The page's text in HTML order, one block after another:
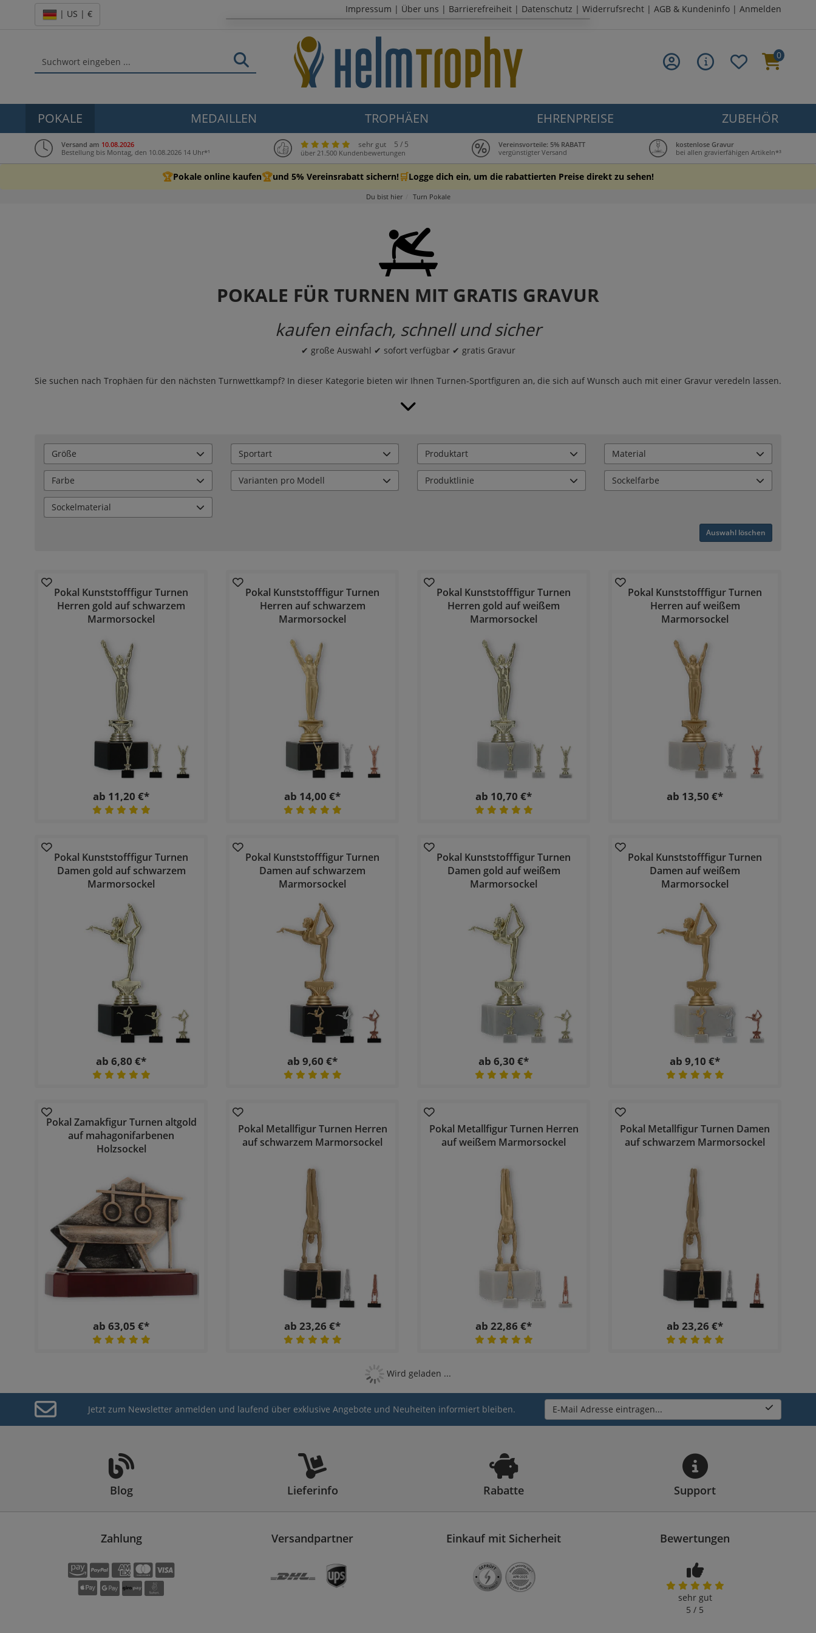
| US | € Impressum | Über uns | Barrierefreiheit | Datenschutz | Widerrufsrecht | AGB & Kundeninfo | Anmelden
0
POKALE MEDAILLEN TROPHÄEN EHRENPREISE ZUBEHÖR
Versand am 10.08.2026
Bestellung bis Montag, den 10.08.2026 14 Uhr*¹
sehr gut 5 / 5
über 21.500 Kundenbewertungen
Vereinsvorteile: 5% RABATT
vergünstigter Versand
kostenlose Gravur
bei allen gravierfähigen Artikeln*³
🏆Pokale online kaufen🏆und 5% Vereinsrabatt sichern! 🛒Logge dich ein, um die rabattierten Preise direkt zu sehen!
Du bist hier Turn Pokale
POKALE FÜR TURNEN MIT GRATIS GRAVUR
kaufen einfach, schnell und sicher
✔ große Auswahl ✔ sofort verfügbar ✔ gratis Gravur
Sie suchen nach Trophäen für den nächsten Turnwettkampf? In dieser Kategorie bieten wir Ihnen Turnen-Sportfiguren an, die sich auf Wunsch auch mit einer Gravur veredeln lassen.
Größe Sportart Produktart Material
Farbe Varianten pro Modell Produktlinie Sockelfarbe
Sockelmaterial
Auswahl löschen
Pokal Kunststofffigur Turnen
Herren gold auf schwarzem
Marmorsockel
ab 11,20 €*
Pokal Kunststofffigur Turnen
Herren auf schwarzem
Marmorsockel
ab 14,00 €*
Pokal Kunststofffigur Turnen
Herren gold auf weißem
Marmorsockel
ab 10,70 €*
Pokal Kunststofffigur Turnen
Herren auf weißem
Marmorsockel
ab 13,50 €*
Pokal Kunststofffigur Turnen
Damen gold auf schwarzem
Marmorsockel
ab 6,80 €*
Pokal Kunststofffigur Turnen
Damen auf schwarzem
Marmorsockel
ab 9,60 €*
Pokal Kunststofffigur Turnen
Damen gold auf weißem
Marmorsockel
ab 6,30 €*
Pokal Kunststofffigur Turnen
Damen auf weißem
Marmorsockel
ab 9,10 €*
Pokal Zamakfigur Turnen altgold
auf mahagonifarbenen
Holzsockel
ab 63,05 €*
Pokal Metallfigur Turnen Herren
auf schwarzem Marmorsockel
ab 23,26 €*
Pokal Metallfigur Turnen Herren
auf weißem Marmorsockel
ab 22,86 €*
Pokal Metallfigur Turnen Damen
auf schwarzem Marmorsockel
ab 23,26 €*
Wird geladen ...
Jetzt zum Newsletter anmelden und laufend über exklusive Angebote und Neuheiten informiert bleiben. E-Mail Adresse eintragen...
Blog Lieferinfo Rabatte Support
Zahlung Versandpartner Einkauf mit Sicherheit Bewertungen
sehr gut
5 / 5